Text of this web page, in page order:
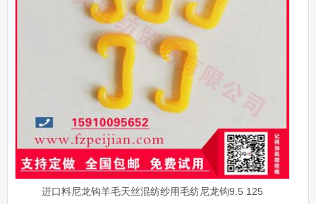
进口料尼龙钩羊毛天丝混纺纱用毛纺尼龙钩9.5 125